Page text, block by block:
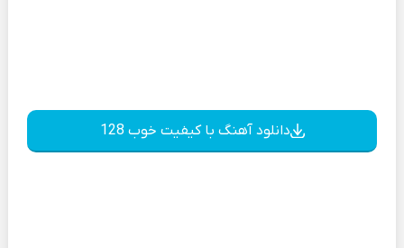
دانلود آهنگ با کیفیت خوب 128